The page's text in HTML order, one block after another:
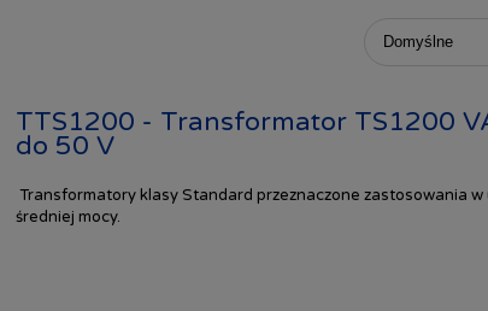
TTS1200 - Transformator TS1200
do 50 V
Transformatory klasy Standard przeznaczone zastosowania w
średniej mocy.